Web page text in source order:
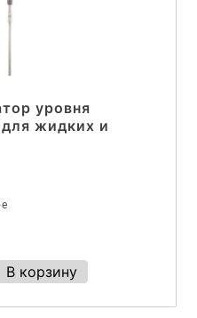
уровня
жидких и
В корзину